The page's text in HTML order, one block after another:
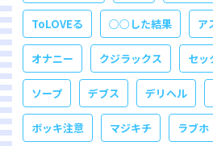
ToLOVEる ○○した結果 ア
オナニー クジラックス セッ
ソープ デブス デリヘル
ボッキ注意 マジキチ ラブホ